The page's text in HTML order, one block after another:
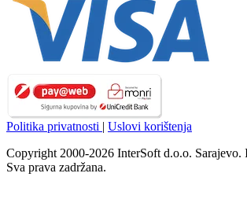
Politika privatnosti | Uslovi korištenja
Copyright 2000-2026 InterSoft d.o.o. Sarajevo.
Sva prava zadržana.